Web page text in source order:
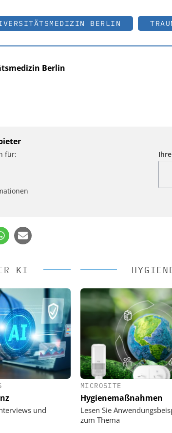
BERLIN
Berlin
für:
KI
und
MICROSITE
Hygienemaßnahmen
Lesen Sie
zum Thema
AG
im
Von digitaler
fähigen Steuerung
Ordnung zur KI-